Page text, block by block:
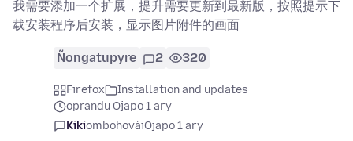
我需要添加一个扩展，提升需要更新到最新版，按照提示下
载安装程序后安装，显示图片附件的画面
Ñongatupyre 2 320
Firefox
Installation and updates
oprandu Ojapo 1 ary
KikiombohováiOjapo 1 ary